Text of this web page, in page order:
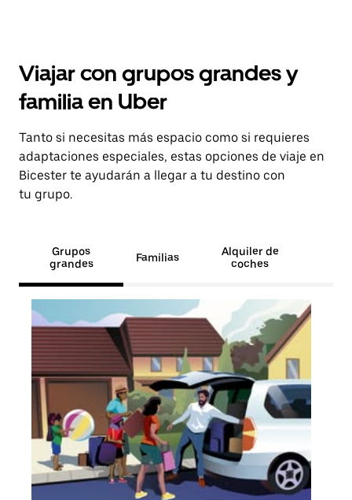
Viajar con grupos grandes y
familia en Uber
Tanto si necesitas más espacio como si requieres
adaptaciones especiales, estas opciones de viaje en
Bicester te ayudarán a llegar a tu destino con
tu grupo.
Grupos
grandes
Familias
Alquiler de
coches